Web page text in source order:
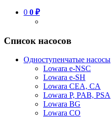
0 0 ₽
Список насосов
Одноступенчатые насосы
Lowara e-NSC
Lowara e-SH
Lowara CEA, CA
Lowara P, PAB, PSA
Lowara BG
Lowara CO